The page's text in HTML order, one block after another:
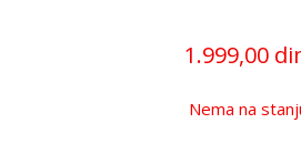
1.999,00
Nema na